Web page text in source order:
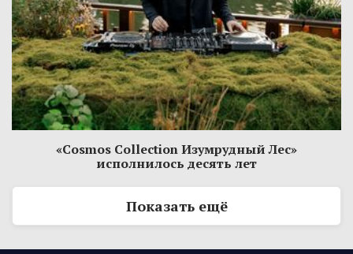
«Cosmos Collection Изумрудный Лес»
исполнилось десять лет
Показать ещё